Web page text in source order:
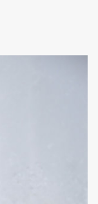
et
(Paris) :